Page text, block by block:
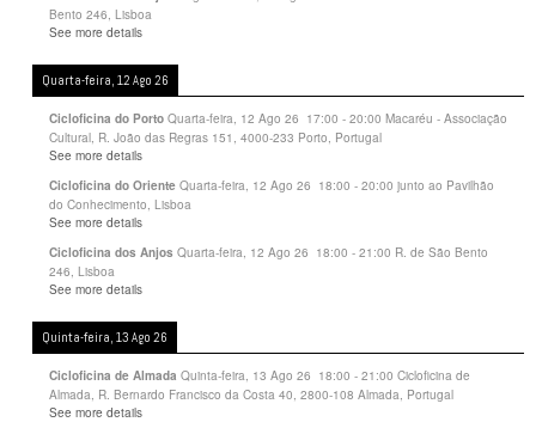
Bento 246, Lisboa
See more details
Quarta-feira, 12 Ago 26
Cicloficina do Porto Quarta-feira, 12 Ago 26 17:00 - 20:00 Macaréu - Associação
Cultural, R. João das Regras 151, 4000-233 Porto, Portugal
See more details
Cicloficina do Oriente Quarta-feira, 12 Ago 26 18:00 - 20:00 junto ao Pavilhão
do Conhecimento, Lisboa
See more details
Cicloficina dos Anjos Quarta-feira, 12 Ago 26 18:00 - 21:00 R. de São Bento
246, Lisboa
See more details
Quinta-feira, 13 Ago 26
Cicloficina de Almada Quinta-feira, 13 Ago 26 18:00 - 21:00 Cicloficina de
Almada, R. Bernardo Francisco da Costa 40, 2800-108 Almada, Portugal
See more details